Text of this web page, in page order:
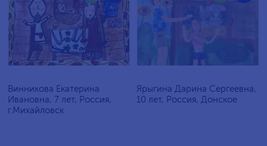
Винникова Екатерина
Ивановна, 7 лет, Россия,
г.Михайловск
Ярыгина Дарина Сергеевна,
10 лет, Россия, Донское